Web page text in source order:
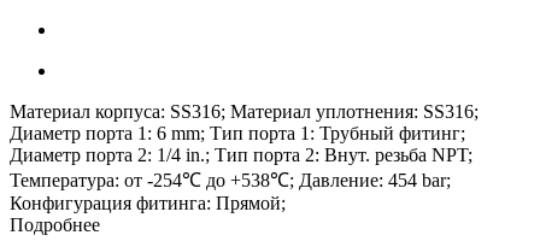
Материал корпуса: SS316; Материал уплотнения: SS316;
Диаметр порта 1: 6 mm; Тип порта 1: Трубный фитинг;
Диаметр порта 2: 1/4 in.; Тип порта 2: Внут. резьба NPT;
Температура: от -254℃ до +538℃; Давление: 454 bar;
Конфигурация фитинга: Прямой;
Подробнее